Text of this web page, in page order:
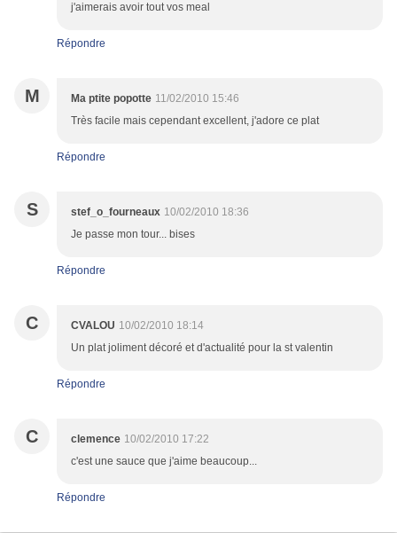
j'aimerais avoir tout vos meal
Répondre
M Ma ptite popotte 11/02/2010 15:46
Très facile mais cependant excellent, j'adore ce plat
Répondre
S stef_o_fourneaux 10/02/2010 18:36
Je passe mon tour... bises
Répondre
C CVALOU 10/02/2010 18:14
Un plat joliment décoré et d'actualité pour la st valentin
Répondre
C clemence 10/02/2010 17:22
c'est une sauce que j'aime beaucoup...
Répondre